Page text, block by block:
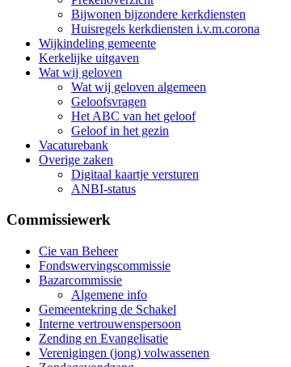
Bijwonen bijzondere kerkdiensten
Huisregels kerkdiensten i.v.m.corona
Wijkindeling gemeente
Kerkelijke uitgaven
Wat wij geloven
Wat wij geloven algemeen
Geloofsvragen
Het ABC van het geloof
Geloof in het gezin
Vacaturebank
Overige zaken
Digitaal kaartje versturen
ANBI-status
Commissiewerk
Cie van Beheer
Fondswervingscommissie
Bazarcommissie
Algemene info
Gemeentekring de Schakel
Interne vertrouwenspersoon
Zending en Evangelisatie
Verenigingen (jong) volwassenen